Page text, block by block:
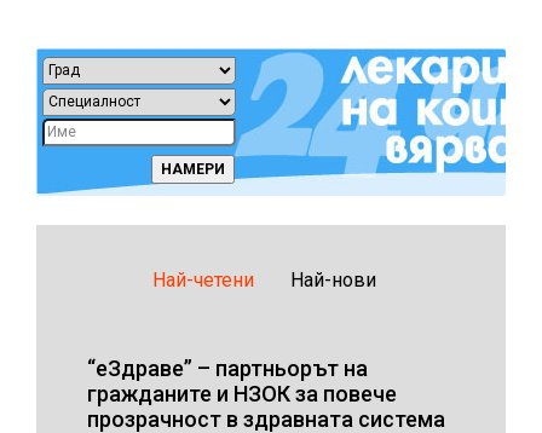
Най-четени Най-нови
“еЗдраве” – партньорът на
гражданите и НЗОК за повече
прозрачност в здравната система